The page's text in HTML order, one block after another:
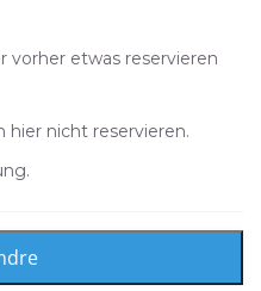
vorher etwas reservieren
hier nicht reservieren.